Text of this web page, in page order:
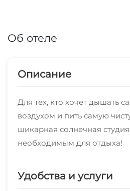
Об отеле
Описание
Для тех, кто хочет дышать
воздухом и пить самую
шикарная солнечная
необходимым для отдыха!
Удобства и услуги